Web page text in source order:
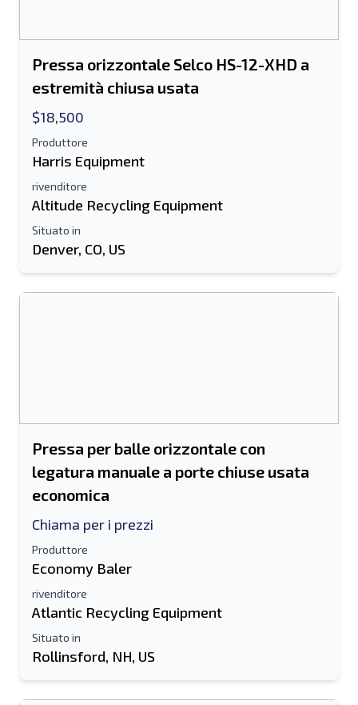
Pressa orizzontale Selco HS-12-XHD a
estremità chiusa usata
$18,500
Produttore
Harris Equipment
rivenditore
Altitude Recycling Equipment
Situato in
Denver, CO, US
Pressa per balle orizzontale con
legatura manuale a porte chiuse usata
economica
Chiama per i prezzi
Produttore
Economy Baler
rivenditore
Atlantic Recycling Equipment
Situato in
Rollinsford, NH, US